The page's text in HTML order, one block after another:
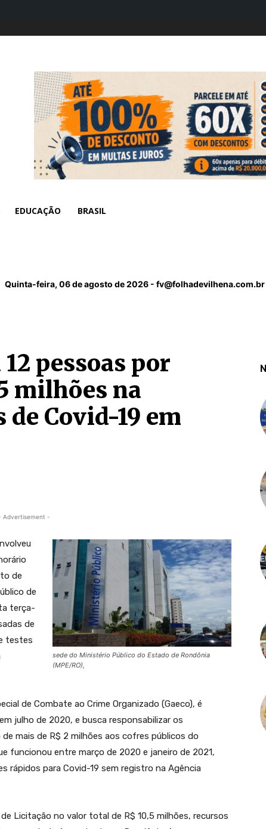
EDUCAÇÃO BRASIL
Quinta-feira, 06 de agosto de 2026 - fv@folhadevilhena.com.br
pessoas por
milhões na
de Covid-19 em
Advertisement -
sede do Ministério Público do Estado de Rondônia
(MPE/RO),
de
de
terça-
de
testes
de Combate ao Crime Organizado (Gaeco), é
julho de 2020, e busca responsabilizar os
mais de R$ 2 milhões aos cofres públicos do
funcionou entre março de 2020 e janeiro de 2021,
rápidos para Covid-19 sem registro na Agência
Licitação no valor total de R$ 10,5 milhões, recursos